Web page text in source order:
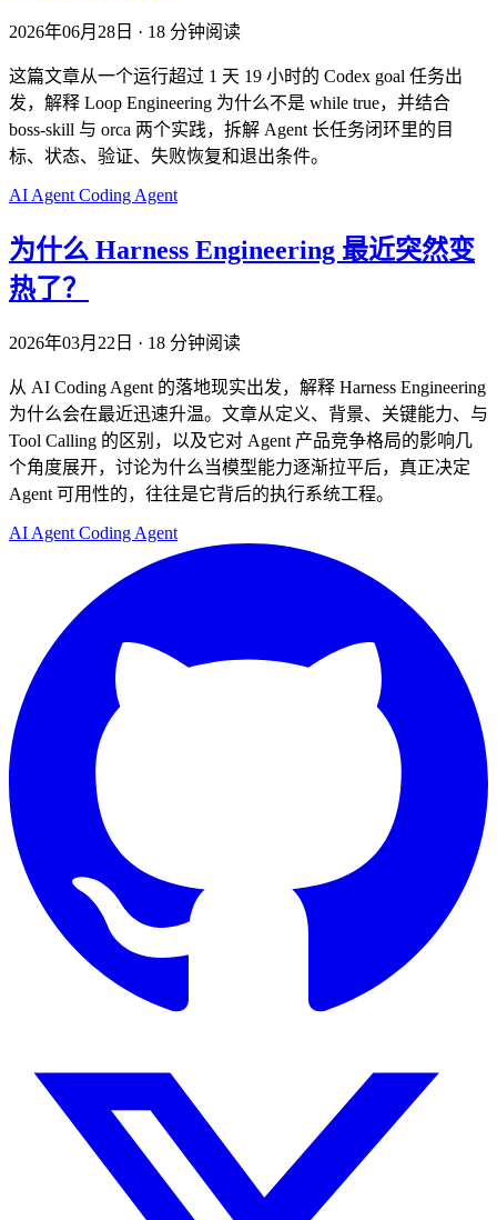
2026年06月28日 · 18 分钟阅读
这篇文章从一个运行超过 1 天 19 小时的 Codex goal 任务出
发，解释 Loop Engineering 为什么不是 while true，并结合
boss-skill 与 orca 两个实践，拆解 Agent 长任务闭环里的目
标、状态、验证、失败恢复和退出条件。
AI Agent Coding Agent
为什么 Harness Engineering 最近突然变
热了？
2026年03月22日 · 18 分钟阅读
从 AI Coding Agent 的落地现实出发，解释 Harness Engineering
为什么会在最近迅速升温。文章从定义、背景、关键能力、与
Tool Calling 的区别，以及它对 Agent 产品竞争格局的影响几
个角度展开，讨论为什么当模型能力逐渐拉平后，真正决定
Agent 可用性的，往往是它背后的执行系统工程。
AI Agent Coding Agent